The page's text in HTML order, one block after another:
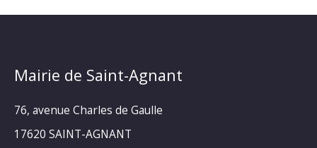
Mairie de Saint-Agnant
76, avenue Charles de Gaulle
17620 SAINT-AGNANT